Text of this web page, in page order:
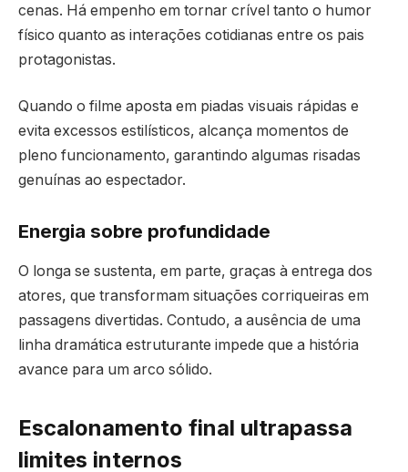
cenas. Há empenho em tornar crível tanto o humor
físico quanto as interações cotidianas entre os pais
protagonistas.
Quando o filme aposta em piadas visuais rápidas e
evita excessos estilísticos, alcança momentos de
pleno funcionamento, garantindo algumas risadas
genuínas ao espectador.
Energia sobre profundidade
O longa se sustenta, em parte, graças à entrega dos
atores, que transformam situações corriqueiras em
passagens divertidas. Contudo, a ausência de uma
linha dramática estruturante impede que a história
avance para um arco sólido.
Escalonamento final ultrapassa
limites internos